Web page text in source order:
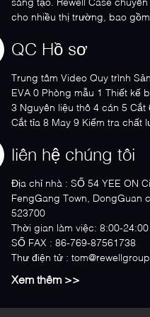
cho nhiều thị trường, bao gồm
QC Hồ sơ
Trung tâm Video Quy trình
EVA 0 Phòng mẫu 1 Thiết kế
3 Nguyên liệu thô 4 cán 5
Cắt tỉa 8 May 9 Kiểm tra chất
liên hệ chúng tôi
Địa chỉ nhà : SỐ 54 YEE ON
FengGang Town, DongGuan
523700
Thời gian làm việc:
SỐ FAX : 86-769-87561738
Thư điện tử :
Xem thêm >>